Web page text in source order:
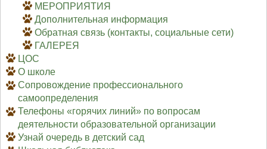
МЕРОПРИЯТИЯ
Дополнительная информация
Обратная связь (контакты, социальные сети)
ГАЛЕРЕЯ
ЦОС
О школе
Сопровождение профессионального
самоопределения
Телефоны «горячих линий» по вопросам
деятельности образовательной организации
Узнай очередь в детский сад